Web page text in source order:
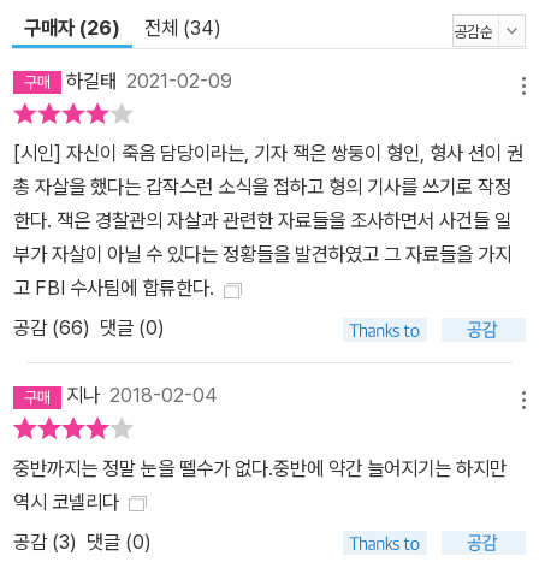
신의 모습과도 매우 비슷하기 때문이다. 이 작품의 전체적인 분위기
를 형성하는 포의 시는 형의 꾸며진 유언이자 연쇄살인범이 남긴 메
시지로 살인범의 심리를 대변하는 한편, 죄책감 덩어리이자 상처투성
이인 잭의 마음을 표현하는 역할을 한다. 어둠의 시인 에드가 앨런 포
는 수많은 장르소설 작가들에게 훌륭한 소재가 되어 왔는데 이 작품
에서 코넬리는 가장 독특하고도 세련된 방식으로 크라임 스릴러 속에
이 시인을 녹여낸다. 또한 형의 살인범을 쫓는 잭이 미국 전역을 돌아
다니며 갖가지 증거와 인터뷰, 그리고 기사로 범인을 유추하는 과정
은 잘 짜여진 한 편의 구조물을 연상시킬 정도로 유기적으로 얽혀 있
어 추리의 즐거움을 더한다. 하나하나의 상황과 증거들이 얼마나 치
앤젤레스 타임스>의 사회부 기자이자 퓰리처 상에 노미네이트 되기
도 했던 코넬리의 경험이 이 작품의 논픽션적인 현장성과 생동감을
살려주는 데 크게 한몫했다. 2003년 스티븐 킹은 <시인>을 두고
“나는 고전이라는 말을 쉽게 쓰지 않지만 <시인>에는 고전 대접을
받을 만한 작품”이라고 평했다. 매 작품마다 자신의 가치를 증명해내
구매자 (26) 전체 (34)
하길태 2021-02-09
[시인] 자신이 죽음 담당이라는, 기자 잭은 쌍둥이 형인, 형사 션이 권
총 자살을 했다는 갑작스런 소식을 접하고 형의 기사를 쓰기로 작정
한다. 잭은 경찰관의 자살과 관련한 자료들을 조사하면서 사건들 일
부가 자살이 아닐 수 있다는 정황들을 발견하였고 그 자료들을 가지
고 FBI 수사팀에 합류한다.
공감 (66) 댓글 (0)
지나 2018-02-04
중반까지는 정말 눈을 뗄수가 없다.중반에 약간 늘어지기는 하지만
역시 코넬리다
공감 (3) 댓글 (0)